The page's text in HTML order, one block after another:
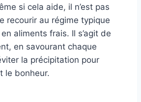
si cela aide, il n’est pas
recourir au régime typique
aliments frais. Il s’agit de
en savourant chaque
la précipitation pour
le bonheur.